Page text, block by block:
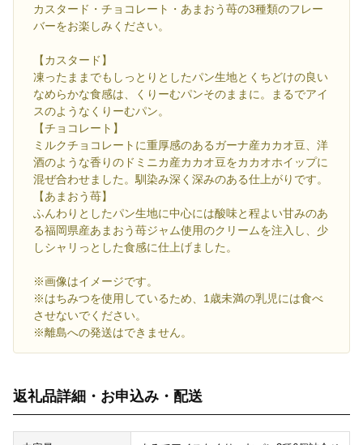
カスタード・チョコレート・あまおう苺の3種類のフレー
バーをお楽しみください。
【カスタード】
凍ったままでもしっとりとしたパン生地とくちどけの良い
なめらかな食感は、くりーむパンそのままに。まるでアイ
スのようなくりーむパン。
【チョコレート】
ミルクチョコレートに重厚感のあるガーナ産カカオ豆、洋
酒のような香りのドミニカ産カカオ豆をカカオホイップに
混ぜ合わせました。馴染み深く深みのある仕上がりです。
【あまおう苺】
ふんわりとしたパン生地に中心には酸味と程よい甘みのあ
る福岡県産あまおう苺ジャム使用のクリームを注入し、少
しシャリっとした食感に仕上げました。
※画像はイメージです。
※はちみつを使用しているため、1歳未満の乳児には食べ
させないでください。
※離島への発送はできません。
返礼品詳細・お申込み・配送